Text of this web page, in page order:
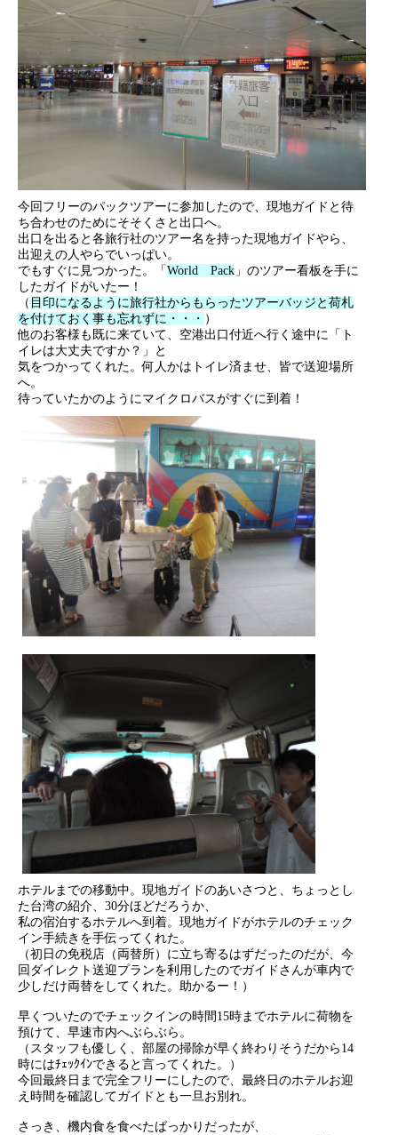
今回フリーのパックツアーに参加したので、現地ガイドと待
ち合わせのためにそそくさと出口へ。
出口を出ると各旅行社のツアー名を持った現地ガイドやら、
出迎えの人やらでいっぱい。
でもすぐに見つかった。「 World Pack 」のツアー看板を手に
したガイドがいたー！
（ 目印になるように旅行社からもらったツアーバッジと荷札
を付けておく事も忘れずに・・・ ）
他のお客様も既に来ていて、空港出口付近へ行く途中に「ト
イレは大丈夫ですか？」と
気をつかってくれた。何人かはトイレ済ませ、皆で送迎場所
へ。
待っていたかのようにマイクロバスがすぐに到着！
ホテルまでの移動中。現地ガイドのあいさつと、ちょっとし
た台湾の紹介、30分ほどだろうか、
私の宿泊するホテルへ到着。現地ガイドがホテルのチェック
イン手続きを手伝ってくれた。
（初日の免税店（両替所）に立ち寄るはずだったのだが、今
回ダイレクト送迎プランを利用したのでガイドさんが車内で
少しだけ両替をしてくれた。助かるー！）
早くついたのでチェックインの時間15時までホテルに荷物を
預けて、早速市内へぶらぶら。
（スタッフも優しく、部屋の掃除が早く終わりそうだから14
時にはﾁｪｯｸｲﾝできると言ってくれた。）
今回最終日まで完全フリーにしたので、最終日のホテルお迎
え時間を確認してガイドとも一旦お別れ。
さっき、機内食を食べたばっかりだったが、